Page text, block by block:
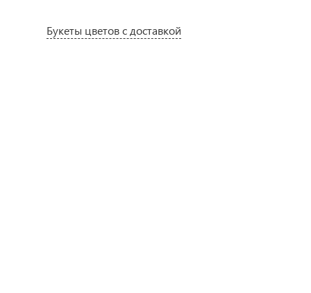
Букеты цветов с доставкой